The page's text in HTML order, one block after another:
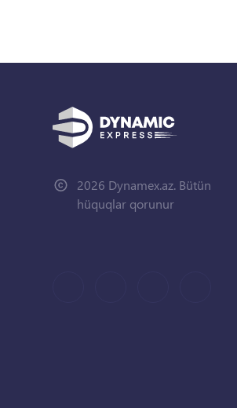
2026 Dynamex.az. Bütün
hüquqlar qorunur